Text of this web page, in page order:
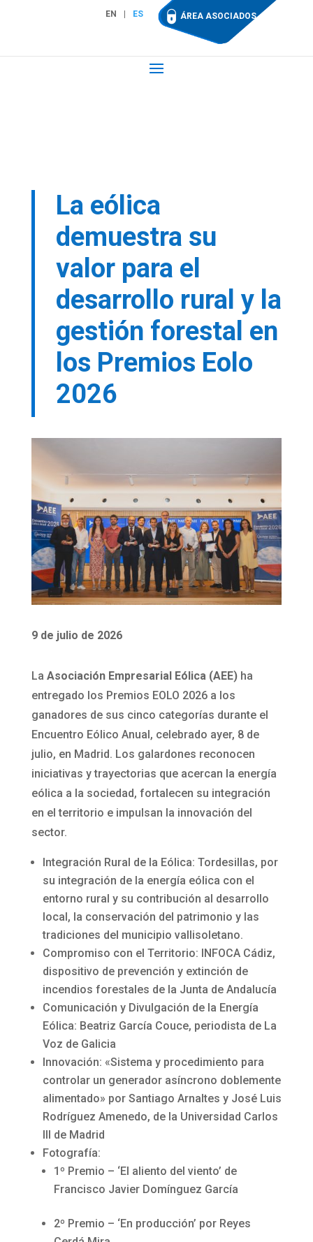
EN ES ÁREA ASOCIADOS
La eólica
demuestra su
valor para el
desarrollo rural y la
gestión forestal en
los Premios Eolo
2026
9 de julio de 2026
La Asociación Empresarial Eólica (AEE) ha
entregado los Premios EOLO 2026 a los
ganadores de sus cinco categorías durante el
Encuentro Eólico Anual, celebrado ayer, 8 de
julio, en Madrid. Los galardones reconocen
iniciativas y trayectorias que acercan la energía
eólica a la sociedad, fortalecen su integración
en el territorio e impulsan la innovación del
sector.
Integración Rural de la Eólica: Tordesillas, por
su integración de la energía eólica con el
entorno rural y su contribución al desarrollo
local, la conservación del patrimonio y las
tradiciones del municipio vallisoletano.
Compromiso con el Territorio: INFOCA Cádiz,
dispositivo de prevención y extinción de
incendios forestales de la Junta de Andalucía
Comunicación y Divulgación de la Energía
Eólica: Beatriz García Couce, periodista de La
Voz de Galicia
Innovación: «Sistema y procedimiento para
controlar un generador asíncrono doblemente
alimentado» por Santiago Arnaltes y José Luis
Rodríguez Amenedo, de la Universidad Carlos
III de Madrid
Fotografía:
1º Premio – ‘El aliento del viento’ de
Francisco Javier Domínguez García
2º Premio – ‘En producción’ por Reyes